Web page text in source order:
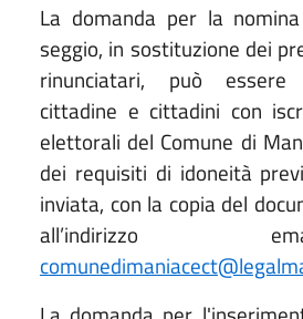
La domanda per la
seggio, in sostituzione dei
rinunciatari, può
cittadine e cittadini con
elettorali del Comune di
dei requisiti di idoneità
inviata, con la copia del
all’indirizzo